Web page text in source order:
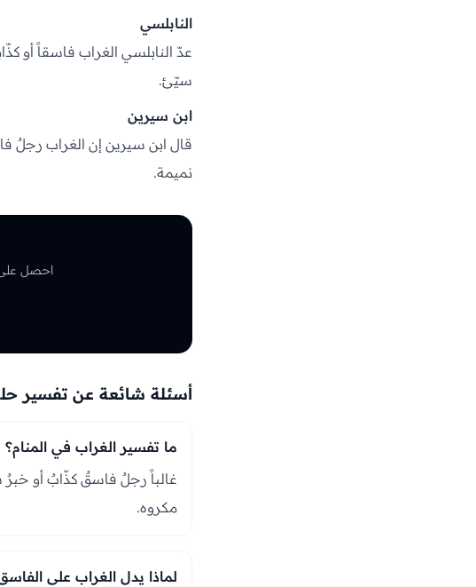
النابلسي
عدّ النابلسي الغراب فاسقاً أو
سيّئ.
ابن سيرين
قال ابن سيرين إن الغراب رجلٌ
نميمة.
احصل
أسئلة شائعة عن تفسير
ما تفسير الغراب في المنام؟
غالباً رجلٌ فاسقٌ كذّابٌ أو
مكروه.
لماذا يدل الغراب على